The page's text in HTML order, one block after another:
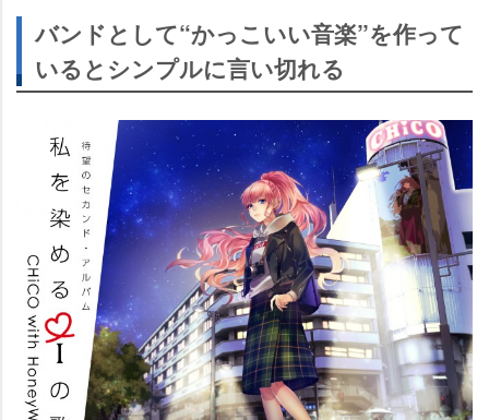
バンドとして“かっこいい音楽”を作って
いるとシンプルに言い切れる